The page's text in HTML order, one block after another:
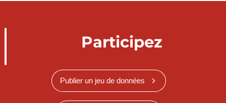
Participez
Publier un jeu de données